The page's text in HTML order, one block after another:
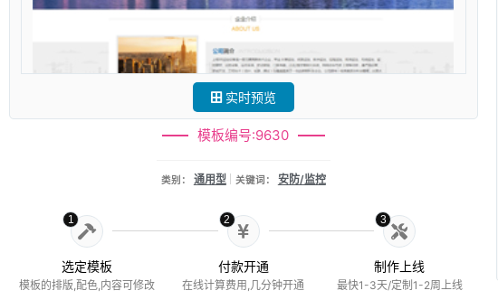
实时预览
模板编号:9630
类别： 通用型 关键词： 安防/监控
1
选定模板
模板的排版,配色,内容可修改
2
付款开通
在线计算费用,几分钟开通
3
制作上线
最快1-3天/定制1-2周上线